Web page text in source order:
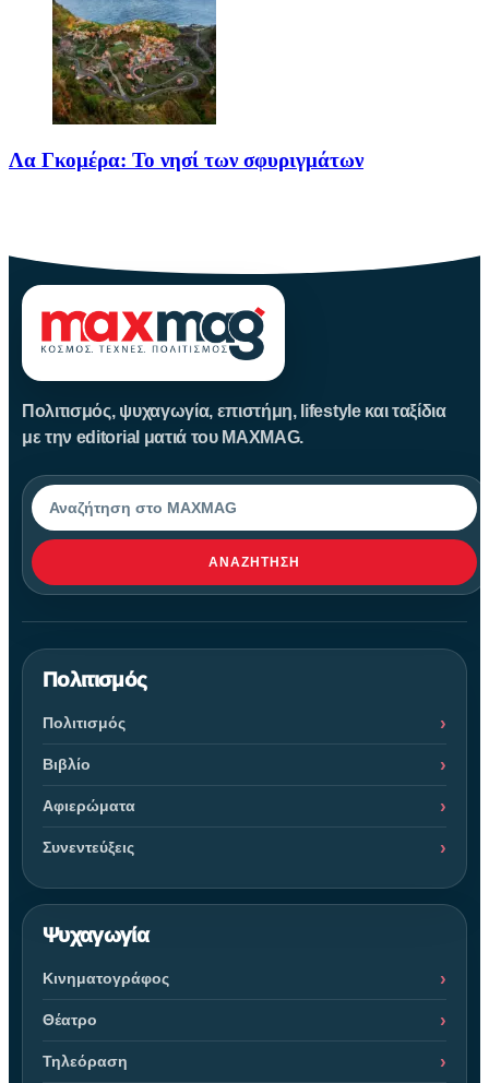
Λα Γκομέρα: Το νησί των σφυριγμάτων
Πολιτισμός, ψυχαγωγία, επιστήμη, lifestyle και ταξίδια
με την editorial ματιά του MAXMAG.
Αναζήτηση
ΑΝΑΖΉΤΗΣΗ
Πολιτισμός
Πολιτισμός
Βιβλίο
Αφιερώματα
Συνεντεύξεις
Ψυχαγωγία
Κινηματογράφος
Θέατρο
Τηλεόραση